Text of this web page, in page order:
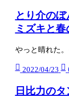
とり介の
ミズキと春
やっと晴れた
2022/04/23
日比力の